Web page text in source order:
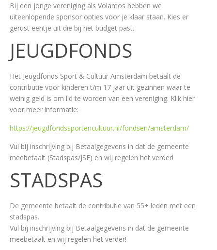
Bij een jonge vereniging als Volamos hebben we
uiteenlopende sponsor opties voor je klaar staan. Kies er
gerust eentje uit die bij het budget past.
JEUGDFONDS
Het Jeugdfonds Sport & Cultuur Amsterdam betaalt de
contributie voor kinderen t/m 17 jaar uit gezinnen waar te
weinig geld is om lid te worden van een vereniging. Klik hier
voor meer informatie:
https://jeugdfondssportencultuur.nl/fondsen/amsterdam/
Vul bij inschrijving bij Betaalgegevens in dat de gemeente
meebetaalt (Stadspas/JSF) en wij regelen het verder!
STADSPAS
De gemeente betaalt de contributie van 55+ leden met een
stadspas.
Vul bij inschrijving bij Betaalgegevens in dat de gemeente
meebetaalt en wij regelen het verder!